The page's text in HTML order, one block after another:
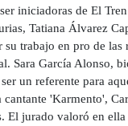
iniciadoras de El
Tatiana Álvarez
trabajo en pro de las
Sara García Alonso,
un referente para
'Karmento',
jurado valoró en